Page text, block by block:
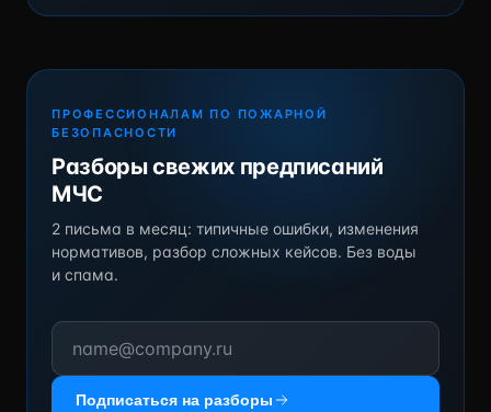
ПРОФЕССИОНАЛАМ ПО ПОЖАРНОЙ
БЕЗОПАСНОСТИ
Разборы свежих предписаний
МЧС
2 письма в месяц: типичные ошибки, изменения
нормативов, разбор сложных кейсов. Без воды
и спама.
Подписаться на разборы